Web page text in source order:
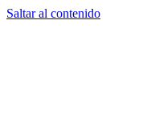
Saltar al contenido